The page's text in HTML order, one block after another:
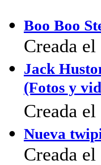
Boo Boo
Creada
Jack
(Fotos y
Creada
Nueva
Creada